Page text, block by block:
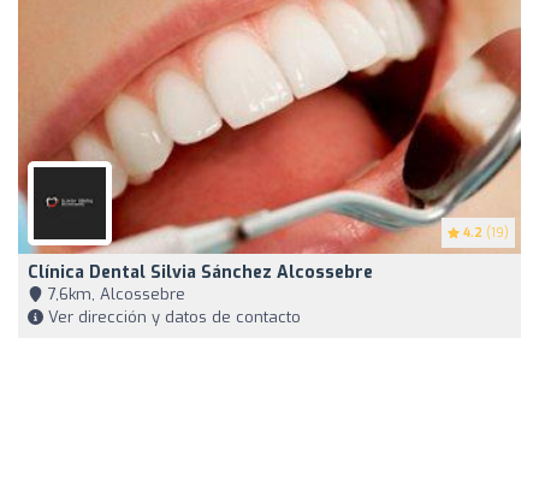
4.2 (19)
Clínica Dental Silvia Sánchez Alcossebre
7,6km, Alcossebre
Ver dirección y datos de contacto